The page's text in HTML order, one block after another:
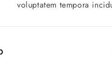
voluptatem tempora